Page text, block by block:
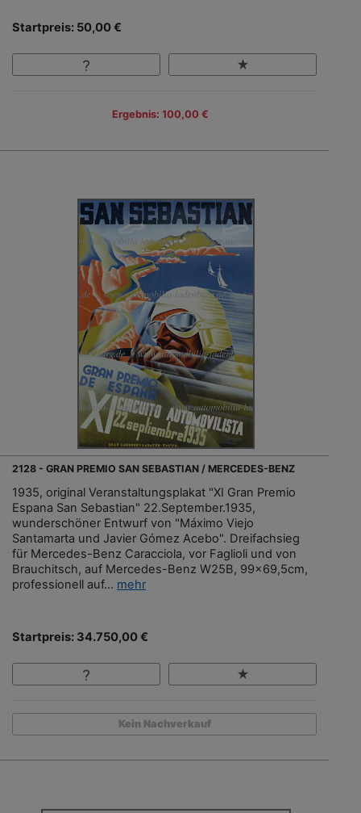
Startpreis: 50,00 €
Ergebnis: 100,00 €
2128 - GRAN PREMIO SAN SEBASTIAN / MERCEDES-BENZ
1935, original Veranstaltungsplakat "XI Gran Premio
Espana San Sebastian" 22.September.1935,
wunderschöner Entwurf von "Máximo Viejo
Santamarta und Javier Gómez Acebo". Dreifachsieg
für Mercedes-Benz Caracciola, vor Faglioli und von
Brauchitsch, auf Mercedes-Benz W25B, 99x69,5cm,
professionell auf... mehr
Startpreis: 34.750,00 €
Kein Nachverkauf